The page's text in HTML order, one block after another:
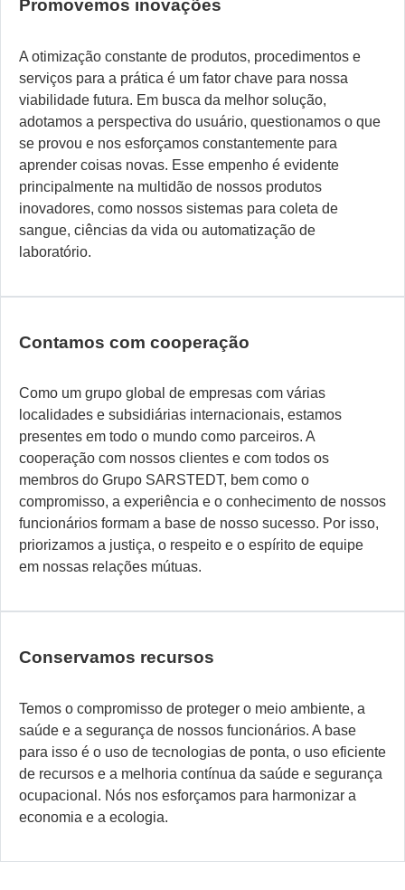
Promovemos inovações
A otimização constante de produtos, procedimentos e
serviços para a prática é um fator chave para nossa
viabilidade futura. Em busca da melhor solução,
adotamos a perspectiva do usuário, questionamos o que
se provou e nos esforçamos constantemente para
aprender coisas novas. Esse empenho é evidente
principalmente na multidão de nossos produtos
inovadores, como nossos sistemas para coleta de
sangue, ciências da vida ou automatização de
laboratório.
Contamos com cooperação
Como um grupo global de empresas com várias
localidades e subsidiárias internacionais, estamos
presentes em todo o mundo como parceiros. A
cooperação com nossos clientes e com todos os
membros do Grupo SARSTEDT, bem como o
compromisso, a experiência e o conhecimento de nossos
funcionários formam a base de nosso sucesso. Por isso,
priorizamos a justiça, o respeito e o espírito de equipe
em nossas relações mútuas.
Conservamos recursos
Temos o compromisso de proteger o meio ambiente, a
saúde e a segurança de nossos funcionários. A base
para isso é o uso de tecnologias de ponta, o uso eficiente
de recursos e a melhoria contínua da saúde e segurança
ocupacional. Nós nos esforçamos para harmonizar a
economia e a ecologia.